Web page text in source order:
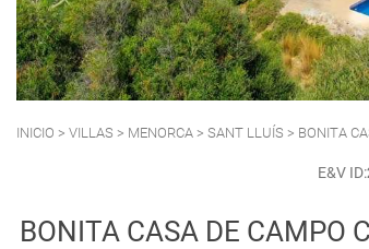
PUERTO ALCUDIA
INICIO > VILLAS > MENORCA > SANT LLUÍS > BONITA
E&V ID:
BONITA CASA DE CAMPO